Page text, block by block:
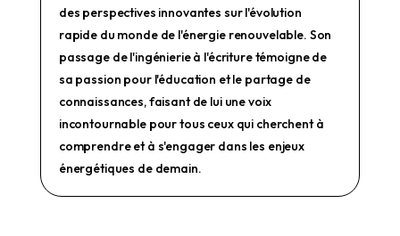
des perspectives innovantes sur l'évolution
rapide du monde de l'énergie renouvelable. Son
passage de l'ingénierie à l'écriture témoigne de
sa passion pour l'éducation et le partage de
connaissances, faisant de lui une voix
incontournable pour tous ceux qui cherchent à
comprendre et à s'engager dans les enjeux
énergétiques de demain.